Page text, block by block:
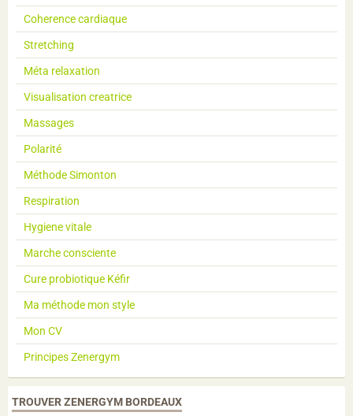
Coherence cardiaque
Stretching
Méta relaxation
Visualisation creatrice
Massages
Polarité
Méthode Simonton
Respiration
Hygiene vitale
Marche consciente
Cure probiotique Kéfir
Ma méthode mon style
Mon CV
Principes Zenergym
TROUVER ZENERGYM BORDEAUX